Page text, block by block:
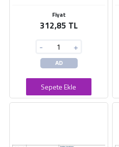
Fiyat
312,85 TL
- +
AD
Sepete Ekle